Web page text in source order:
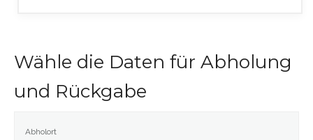
Wähle die Daten für Abholung
und Rückgabe
Abholort